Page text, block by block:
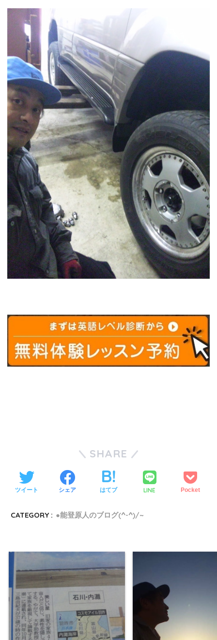
SHARE
ツイート シェア はてブ LINE Pocket
CATEGORY : ●能登原人のブログ(^-^)/~